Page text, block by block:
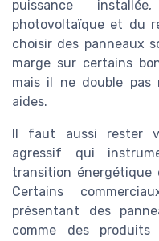
puissance
photovoltaïque et du
choisir des panneaux
marge sur certains
mais il ne double pas
aides.
Il faut aussi rester
agressif qui
transition énergétique
Certains
présentant des
comme des